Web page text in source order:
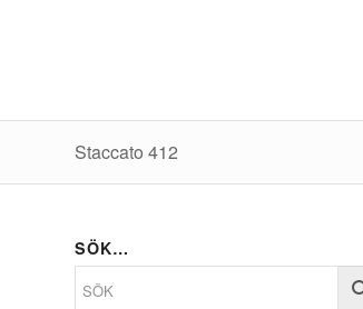
Staccato 412
SÖK…